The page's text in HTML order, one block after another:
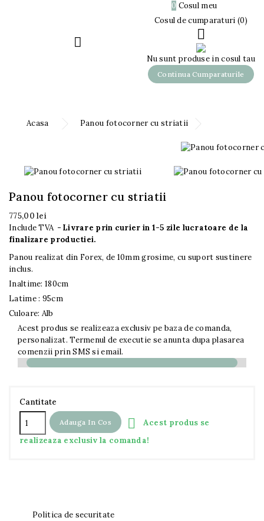

0 Cosul meu
Cosul de cumparaturi (0)

Nu sunt produse in cosul tau
Continua Cumparaturile
Acasa Panou fotocorner cu striatii
Panou fotocorner cu striatii
775,00 lei
Include TVA
Livrare prin curier in 1-5 zile lucratoare de la
finalizare productiei.
Panou realizat din Forex, de 10mm grosime, cu suport sustinere
inclus.
Inaltime: 180cm
Latime : 95cm
Culoare: Alb
Acest produs se realizeaza exclusiv pe baza de comanda,
personalizat. Termenul de executie se anunta dupa plasarea
comenzii prin SMS si email.
Cantitate
Adauga In Cos 
Acest produs se
realizeaza exclusiv la comanda!
Politica de securitate